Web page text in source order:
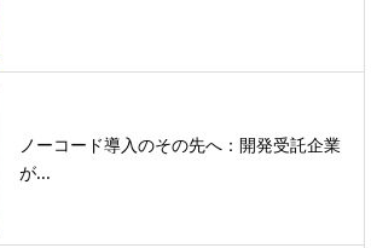
ノーコード導入のその先へ：開発受託企業
が...